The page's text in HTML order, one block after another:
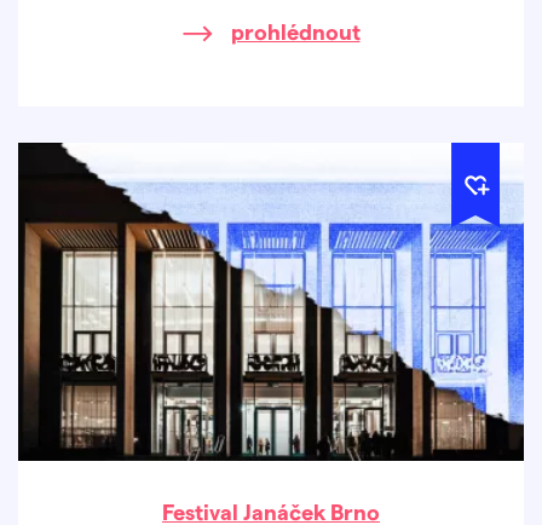
prohlédnout
Festival Janáček Brno